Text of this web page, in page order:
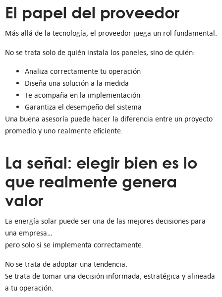
El papel del proveedor
Más allá de la tecnología, el proveedor juega un rol fundamental.
No se trata solo de quién instala los paneles, sino de quién:
Analiza correctamente tu operación
Diseña una solución a la medida
Te acompaña en la implementación
Garantiza el desempeño del sistema
Una buena asesoría puede hacer la diferencia entre un proyecto
promedio y uno realmente eficiente.
La señal: elegir bien es lo
que realmente genera
valor
La energía solar puede ser una de las mejores decisiones para
una empresa…
pero solo si se implementa correctamente.
No se trata de adoptar una tendencia.
Se trata de tomar una decisión informada, estratégica y alineada
a tu operación.